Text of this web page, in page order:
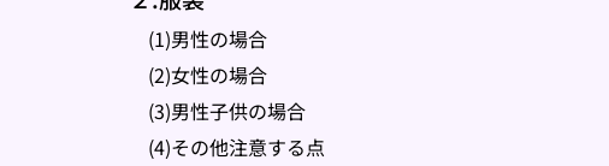
(1)男性の場合
(2)女性の場合
(3)男性子供の場合
(4)その他注意する点